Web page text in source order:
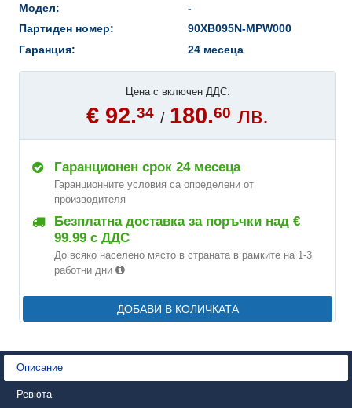
Модел:
-
Партиден номер:
90XB095N-MPW000
Гаранция:
24 месеца
Цена с включен ДДС:
€ 92.34 / 180.60 лв.
Гаранционен срок 24 месеца
Гаранционните условия са определени от
производителя
Безплатна доставка за поръчки над €
99.99 с ДДС
До всяко населено място в страната в рамките на 1-3
работни дни
ДОБАВИ В КОЛИЧКАТА
Описание
Ревюта